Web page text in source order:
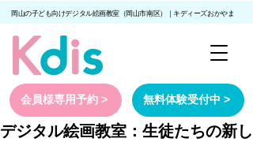
岡山の子ども向けデジタル絵画教室（岡山市南区）｜キディーズおかやま
会員様専用予約 > 無料体験受付中 >
デジタル絵画教室：生徒たちの新し